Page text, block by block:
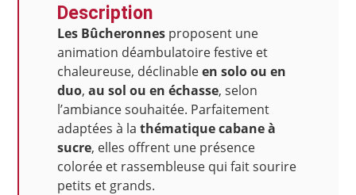
Description
Les Bûcheronnes proposent une
animation déambulatoire festive et
chaleureuse, déclinableen solo ou en
duo,au sol ou en échasse, selon
l’ambiance souhaitée. Parfaitement
adaptées à lathématique cabane à
sucre, elles offrent une présence
colorée et rassembleuse qui fait sourire
petits et grands.